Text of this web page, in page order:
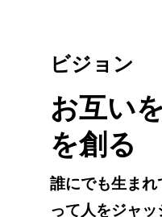
ビジョン
お互い
を創る
誰にでも生まれ
って人をジャ